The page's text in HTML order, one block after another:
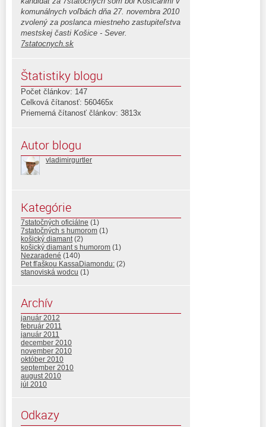
komunálnych voľbách dňa 27. novembra 2010
zvolený za poslanca miestneho zastupiteľstva
mestskej časti Košice - Sever.
7statocnych.sk
Štatistiky blogu
Počet článkov: 147
Celková čítanosť: 560465x
Priemerná čítanosť článkov: 3813x
Autor blogu
vladimirgurtler
Kategórie
7statočných oficiálne (1)
7statočných s humorom (1)
košický diamant(2)
košický diamant s humorom (1)
Nezaradené (140)
Pet fľaškou KassaDiamondu: (2)
stanoviská wodcu (1)
Archív
január 2012
február 2011
január 2011
december 2010
november 2010
október 2010
september 2010
august 2010
júl 2010
Odkazy